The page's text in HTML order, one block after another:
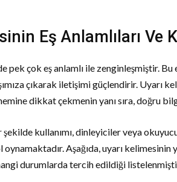
Eş Anlamlıları Ve
pek çok eş anlamlı ile zenginleşmiştir. Bu
çıkarak iletişimi güçlendirir. Uyarı
dikkat çekmenin yanı sıra, doğru
şekilde kullanımı, dinleyiciler veya
Aşağıda, uyarı kelimesinin
durumlarda tercih edildiği